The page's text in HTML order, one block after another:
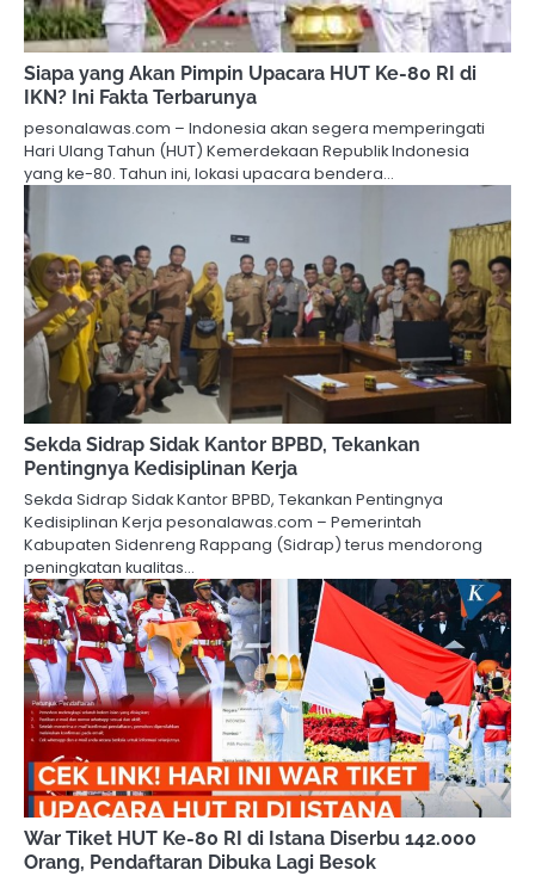
Siapa yang Akan Pimpin Upacara HUT Ke-80 RI di
IKN? Ini Fakta Terbarunya
pesonalawas.com – Indonesia akan segera memperingati
Hari Ulang Tahun (HUT) Kemerdekaan Republik Indonesia
yang ke-80. Tahun ini, lokasi upacara bendera…
Sekda Sidrap Sidak Kantor BPBD, Tekankan
Pentingnya Kedisiplinan Kerja
Sekda Sidrap Sidak Kantor BPBD, Tekankan Pentingnya
Kedisiplinan Kerja pesonalawas.com – Pemerintah
Kabupaten Sidenreng Rappang (Sidrap) terus mendorong
peningkatan kualitas…
War Tiket HUT Ke-80 RI di Istana Diserbu 142.000
Orang, Pendaftaran Dibuka Lagi Besok